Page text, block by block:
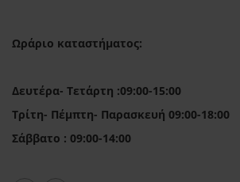
Ωράριο καταστήματος:
Δευτέρα- Τετάρτη :09:00-15:00
Τρίτη- Πέμπτη- Παρασκευή 09:00-18:00
Σάββατο : 09:00-14:00